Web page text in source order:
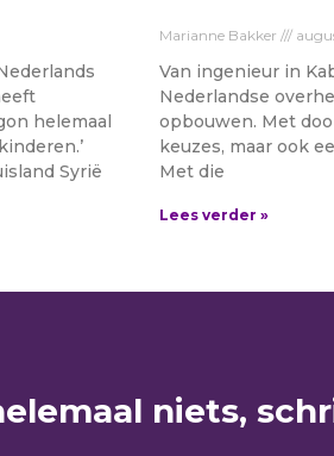
helemaal
Syrië
Marianne Bakker
Van ingenieur in
Nederlandse
opbouwen. Met
keuzes, maar ook
Met die
Lees verder »
niets,